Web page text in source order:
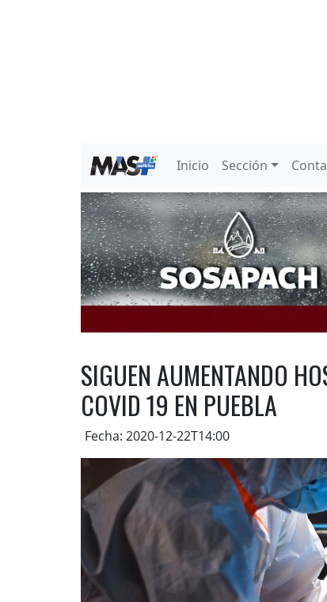
Inicio Sección
SIGUEN AUMENTANDO
COVID 19 EN PUEBLA
Fecha: 2020-12-22T14:00